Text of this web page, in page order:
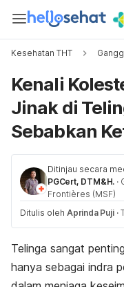
Kesehatan THT
Kenali
Jinak di
Sebabkan
Ditinjau secara
PGCert, DTM&H. ·
Frontières (MSF)
Ditulis oleh Aprinda Puji ·
Telinga sangat
hanya sebagai indra